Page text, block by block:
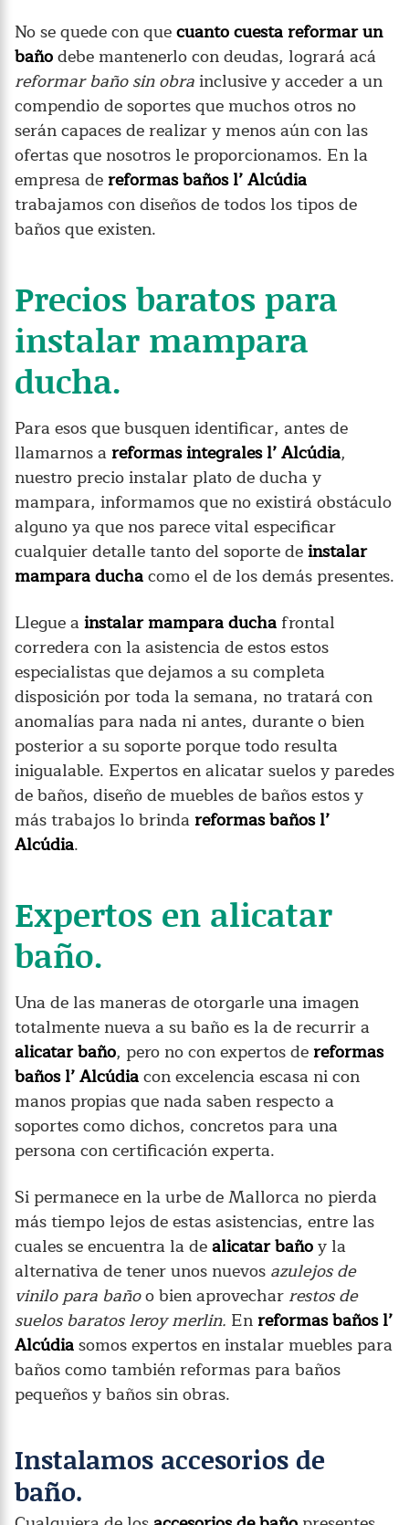
No se quede con quecuanto cuesta reformar un
bañodebe mantenerlo con deudas, logrará acá
reformar baño sin obrainclusive y acceder a un
compendio de soportes que muchos otros no
serán capaces de realizar y menos aún con las
ofertas que nosotros le proporcionamos. En la
empresa dereformas baños l’ Alcúdia
trabajamos con diseños de todos los tipos de
baños que existen.
Precios baratos para
instalar mampara
ducha.
Para esos que busquen identificar, antes de
llamarnos areformas integrales l’ Alcúdia,
nuestro precio instalar plato de ducha y
mampara, informamos que no existirá obstáculo
alguno ya que nos parece vital especificar
cualquier detalle tanto del soporte deinstalar
mampara duchacomo el de los demás presentes.
Llegue ainstalar mampara duchafrontal
corredera con la asistencia de estos estos
especialistas que dejamos a su completa
disposición por toda la semana, no tratará con
anomalías para nada ni antes, durante o bien
posterior a su soporte porque todo resulta
inigualable. Expertos en alicatar suelos y paredes
de baños, diseño de muebles de baños estos y
más trabajos lo brindareformas baños l’
Alcúdia.
Expertos en alicatar
baño.
Una de las maneras de otorgarle una imagen
totalmente nueva a su baño es la de recurrir a
alicatar baño, pero no con expertos dereformas
baños l’ Alcúdiacon excelencia escasa ni con
manos propias que nada saben respecto a
soportes como dichos, concretos para una
persona con certificación experta.
Si permanece en la urbe de Mallorca no pierda
más tiempo lejos de estas asistencias, entre las
cuales se encuentra la dealicatar bañoy la
alternativa de tener unos nuevos azulejos de
vinilo para bañoo bien aprovechar restos de
suelos baratos leroy merlin. Enreformas baños l’
Alcúdiasomos expertos en instalar muebles para
baños como también reformas para baños
pequeños y baños sin obras.
Instalamos accesorios de
baño.